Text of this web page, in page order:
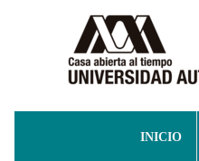
INICIO